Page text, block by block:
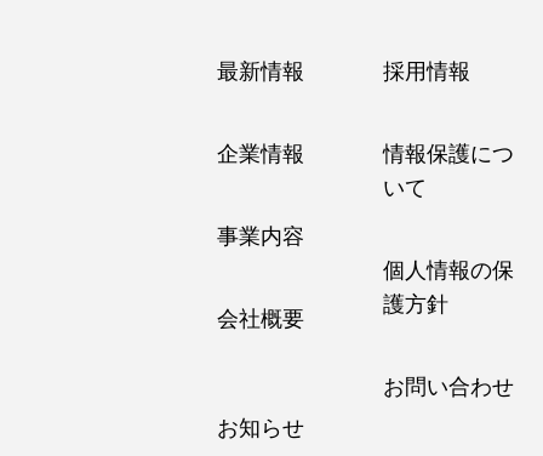
最新情報
企業情報
事業内容
会社概要
お知らせ
採用情報
情報保護につ
いて
個人情報の保
護方針
お問い合わせ